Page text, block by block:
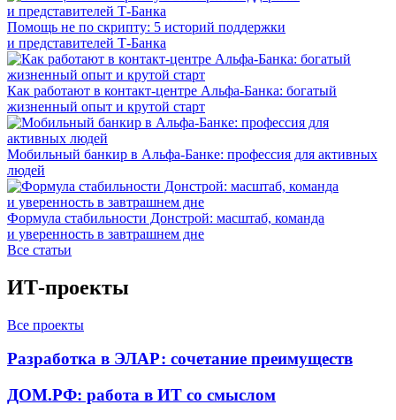
Помощь не по скрипту: 5 историй поддержки
и представителей Т-Банка
Как работают в контакт-центре Альфа-Банка: богатый
жизненный опыт и крутой старт
Мобильный банкир в Альфа-Банке: профессия для активных
людей
Формула стабильности Донстрой: масштаб, команда
и уверенность в завтрашнем дне
Все статьи
ИТ-проекты
Все проекты
Разработка в ЭЛАР: сочетание преимуществ
ДОМ.РФ: работа в ИТ со смыслом